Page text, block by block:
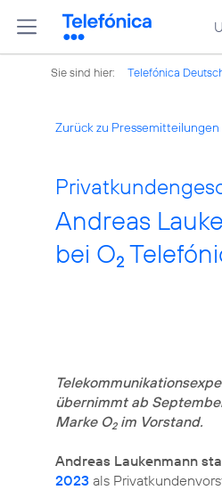
Sie sind hier: Telefónica
Zurück zu
Andreas
bei O2
übernimmt ab
Marke O2im Vorstand.
Andreas Laukenmann
2023 als